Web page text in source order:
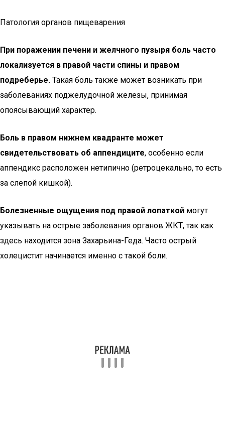
Патология органов пищеварения
При поражении печени и желчного пузыря боль часто
локализуется в правой части спины и правом
подреберье. Такая боль также может возникать при
заболеваниях поджелудочной железы, принимая
опоясывающий характер.
Боль в правом нижнем квадранте может
свидетельствовать об аппендиците, особенно если
аппендикс расположен нетипично (ретроцекально, то есть
за слепой кишкой).
Болезненные ощущения под правой лопаткой могут
указывать на острые заболевания органов ЖКТ, так как
здесь находится зона Захарьина-Геда. Часто острый
холецистит начинается именно с такой боли.